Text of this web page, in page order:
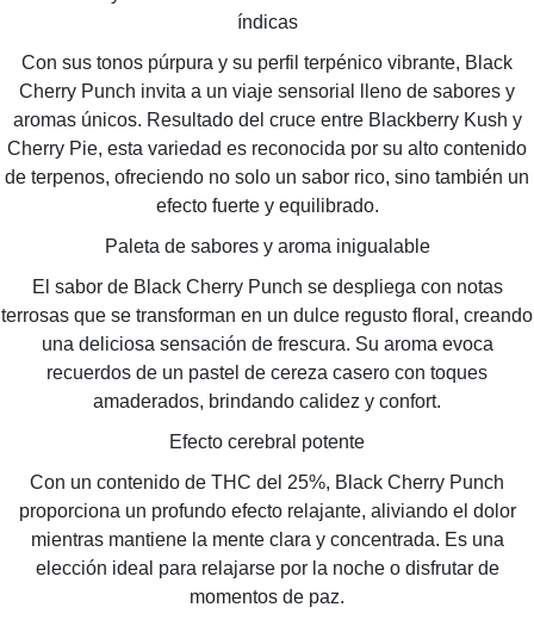
índicas
Con sus tonos púrpura y su perfil terpénico vibrante, Black
Cherry Punch invita a un viaje sensorial lleno de sabores y
aromas únicos. Resultado del cruce entre Blackberry Kush y
Cherry Pie, esta variedad es reconocida por su alto contenido
de terpenos, ofreciendo no solo un sabor rico, sino también un
efecto fuerte y equilibrado.
Paleta de sabores y aroma inigualable
El sabor de Black Cherry Punch se despliega con notas
terrosas que se transforman en un dulce regusto floral, creando
una deliciosa sensación de frescura. Su aroma evoca
recuerdos de un pastel de cereza casero con toques
amaderados, brindando calidez y confort.
Efecto cerebral potente
Con un contenido de THC del 25%, Black Cherry Punch
proporciona un profundo efecto relajante, aliviando el dolor
mientras mantiene la mente clara y concentrada. Es una
elección ideal para relajarse por la noche o disfrutar de
momentos de paz.